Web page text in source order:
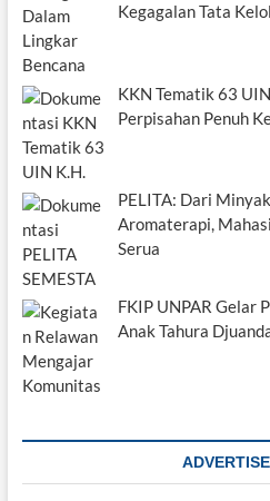
Kegagalan Tata
KKN Tematik 63
Perpisahan Penuh
PELITA: Dari
Aromaterapi,
Serua
FKIP UNPAR Gelar
Anak Tahura